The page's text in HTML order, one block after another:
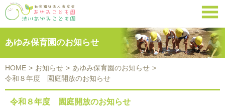

あゆみ保育園のお知らせ
HOME > お知らせ > あゆみ保育園のお知らせ >
令和８年度 園庭開放のお知らせ
令和８年度 園庭開放のお知らせ